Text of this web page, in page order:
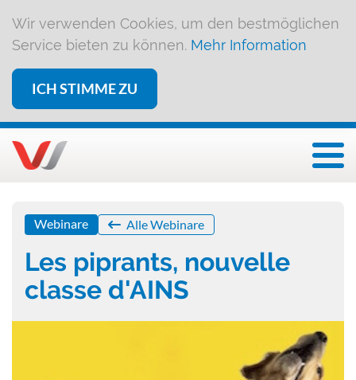
Wir verwenden Cookies, um den bestmöglichen
Service bieten zu können. Mehr Information
ICH STIMME ZU
Webinare Alle Webinare
Les piprants, nouvelle
classe d'AINS